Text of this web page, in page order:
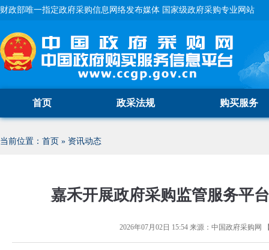
财政部唯一指定政府采购信息网络发布媒体 国家级政府采购专业网站
首页 政采法规 购买服务
当前位置： 首页 » 资讯动态
嘉禾开展政府采购监管服务平
2026年07月02日 15:54来源： 中国政府采购网